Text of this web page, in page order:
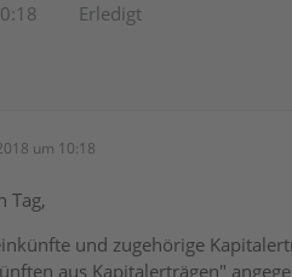
Erledigt
um 10:18
Tag,
und zugehörige
aus Kapitalerträgen"